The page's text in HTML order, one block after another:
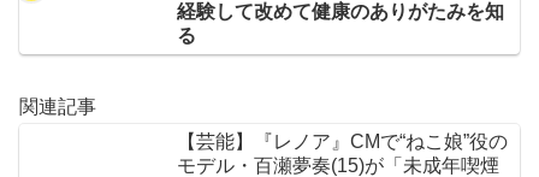
経験して改めて健康のありがたみを知
る
関連記事
【芸能】『レノア』CMで“ねこ娘”役の
モデル・百瀬夢奏(15)が「未成年喫煙